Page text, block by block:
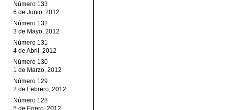
Número 133
6 de Junio, 2012
Número 132
3 de Mayo, 2012
Número 131
4 de Abril, 2012
Número 130
1 de Marzo, 2012
Número 129
2 de Febrero, 2012
Número 128
5 de Enero, 2012